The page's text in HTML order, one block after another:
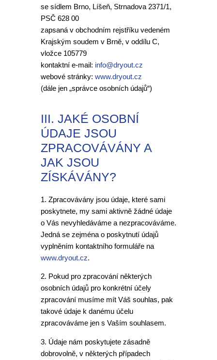
se sídlem Brno, Líšeň, Strnadova 2371/1,
PSČ 628 00
zapsaná v obchodním rejstříku vedeném
Krajským soudem v Brně, v oddílu C,
vložce 105779
kontaktní e-mail: info@dryout.cz
webové stránky: www.dryout.cz
(dále jen „správce osobních údajů“)
III. JAKÉ OSOBNÍ
ÚDAJE JSOU
ZPRACOVÁVÁNY A
JAK JSOU
ZÍSKÁVÁNY?
1. Zpracovávány jsou údaje, které sami
poskytnete, my sami aktivně žádné údaje
o Vás nevyhledáváme a nezpracováváme.
Jedná se zejména o poskytnutí údajů
vyplněním kontaktního formuláře na
www.dryout.cz.
2. Pokud pro zpracování některých
osobních údajů pro konkrétní účely
zpracování musíme mít Váš souhlas, pak
takové údaje k danému účelu
zpracováváme jen s Vaším souhlasem.
3. Údaje nám poskytujete zásadně
dobrovolně, v některých případech